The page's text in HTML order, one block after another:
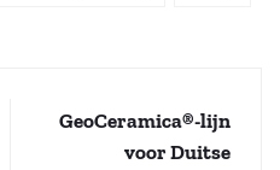
GeoCeramica®-lijn
voor Duitse